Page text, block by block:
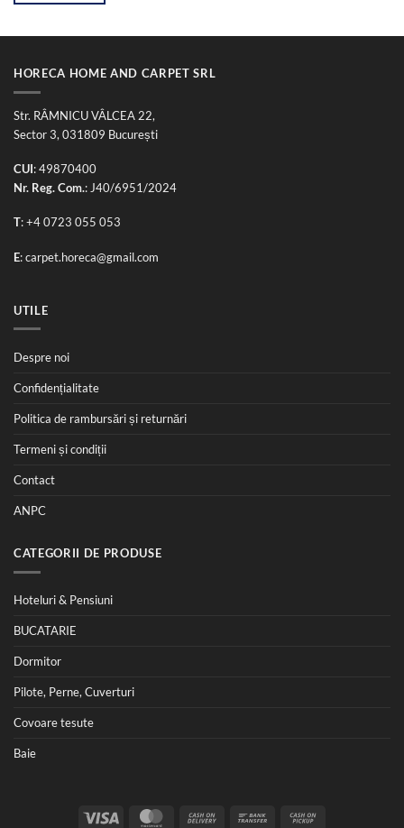
HORECA HOME AND CARPET SRL
Str. RÂMNICU VÂLCEA 22,
Sector 3, 031809 București
CUI: 49870400
Nr. Reg. Com.: J40/6951/2024
T:+4 0723 055 053
E:carpet.horeca@gmail.com
UTILE
Despre noi
Confidențialitate
Politica de rambursări și returnări
Termeni și condiții
Contact
ANPC
CATEGORII DE PRODUSE
Hoteluri & Pensiuni
BUCATARIE
Dormitor
Pilote, Perne, Cuverturi
Covoare tesute
Baie
MasterCard Cash
Bank